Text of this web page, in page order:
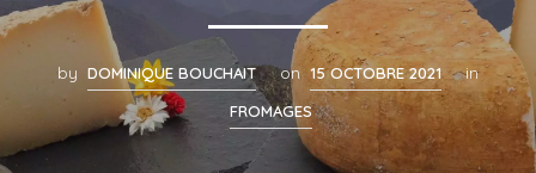
by DOMINIQUE BOUCHAIT on 15 OCTOBRE 2021
in
FROMAGES